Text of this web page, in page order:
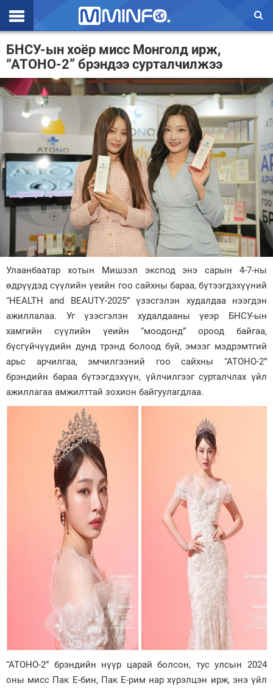
Эхлэл
Цаг агаар
Валют ханш
Улс төр
Эдийн засаг
Үзэл бодол
Спорт
Дэлхий
Энтертайнмэнт
Зурхай
БНСУ-ын хоёр мисс Монголд ирж,
“АТОНО-2” брэндээ сурталчилжээ
Улаанбаатар хотын Мишээл экспод энэ сарын 4-7-ны
өдрүүдэд сүүлийн үеийн гоо сайхны бараа, бүтээгдэхүүний
“HEALTH and BEAUTY-2025” үзэсгэлэн худалдаа нээгдэн
ажиллалаа. Уг үзэсгэлэн худалдааны үеэр БНСУ-ын
хамгийн сүүлийн үеийн “моодонд” ороод байгаа,
бүсгүйчүүдийн дунд трэнд болоод буй, эмзэг мэдрэмтгий
арьс арчилгаа, эмчилгээний гоо сайхны “АТОНО-2”
брэндийн бараа бүтээгдэхүүн, үйлчилгээг сурталчлах үйл
ажиллагаа амжилттай зохион байгуулагдлаа.
“АТОНО-2” брэндийн нүүр царай болсон, тус улсын 2024
оны мисс Пак Е-бин, Пак Е-рим нар хүрэлцэн ирж, энэ үйл